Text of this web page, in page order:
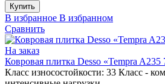
Купить
В избранное В избранном
Сравнить
На заказ
Ковровая плитка Desso «Tempra A235
Класс износостойкости: 33 Класс -